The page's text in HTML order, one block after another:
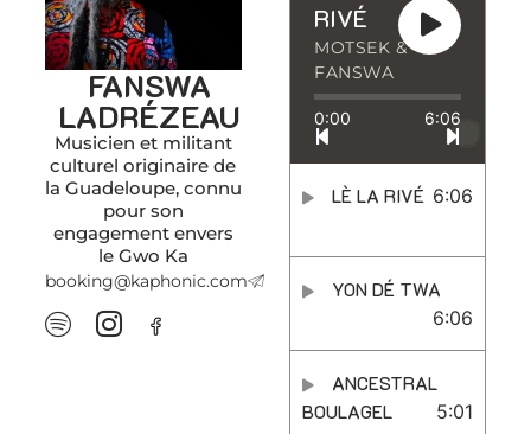
FANSWA
LADRÉZEAU
Musicien et militant
culturel originaire de
la Guadeloupe, connu
pour son
engagement envers
le Gwo Ka
booking@kaphonic.com
RIVÉ
MOTSEK &
FANSWA
0:00 6:06
LÈ LA RIVÉ 6:06
YON DÉ TWA
6:06
ANCESTRAL
BOULAGEL
5:01